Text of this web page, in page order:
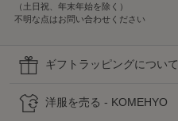
（土日祝、年末年始を除く）
不明な点はお問い合わせください
ギフトラッピングについて
洋服を売る - KOMEHYO